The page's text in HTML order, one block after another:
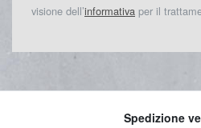
visione dell’informativa per il
Spedizione